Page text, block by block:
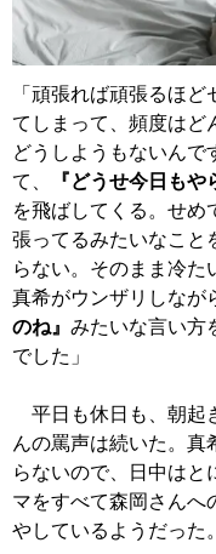
「頑張れば頑張るほ
てしまって、頻度はど
どうしようもないんで
て、
『どうせ今日もや
を飛ばしてくる。せめ
張ってるみたいなこと
らない。そのまま冷た
真希がウンザリしなが
のね』 みたいな言い方
でした」
平日も休日も、朝起
んの罵声は続いた。真
らないので、日中はと
マをすべて森岡さんへ
やしているようだった。